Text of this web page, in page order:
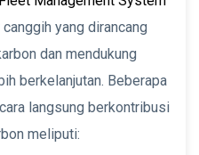
yang dirancang
dan mendukung
berkelanjutan. Beberapa
langsung berkontribusi
meliputi: